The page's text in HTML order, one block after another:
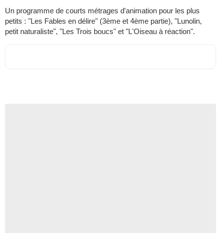
Un programme de courts métrages d'animation pour les plus
petits : "Les Fables en délire" (3ème et 4ème partie), "Lunolin,
petit naturaliste", "Les Trois boucs" et "L'Oiseau à réaction".